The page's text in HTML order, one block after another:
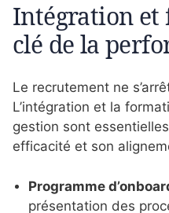
Intégration et
clé de la
Le recrutement ne
L’intégration et la
gestion sont
efficacité et son
Programme
présentation des